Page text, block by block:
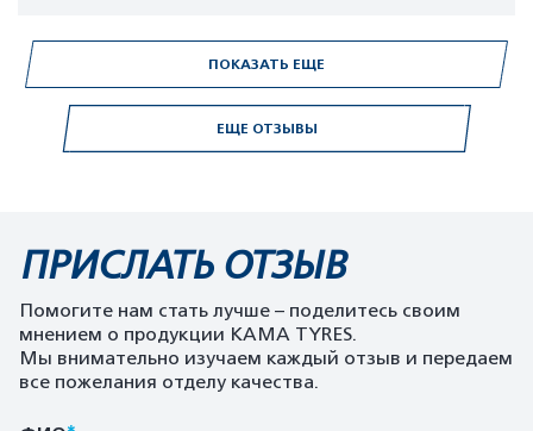
ЕЩЕ ОТЗЫВЫ
ПОКАЗАТЬ ЕЩЕ
ПРИСЛАТЬ ОТЗЫВ
Помогите нам стать лучше – поделитесь своим
мнением о продукции KAMA TYRES.
Мы внимательно изучаем каждый отзыв и передаем
все пожелания отделу качества.